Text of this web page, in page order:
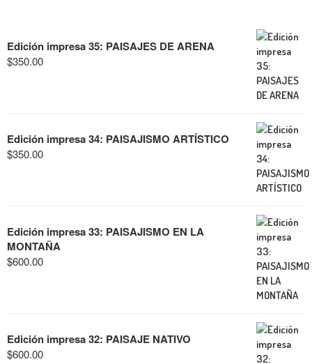
Edición impresa 35: PAISAJES DE ARENA
$350.00
Edición impresa 34: PAISAJISMO ARTÍSTICO
$350.00
Edición impresa 33: PAISAJISMO EN LA
MONTAÑA
$600.00
Edición impresa 32: PAISAJE NATIVO
$600.00